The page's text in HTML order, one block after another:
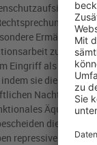
des
zu
Eingriff als
sie die
Nachteil der
Äquivalent
die Firma
repressiver auch